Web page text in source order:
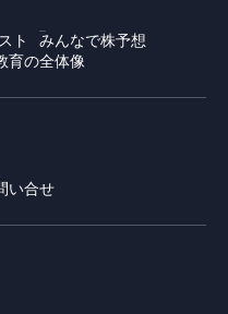
ト
みんなで株予想
育の全体像
い合せ